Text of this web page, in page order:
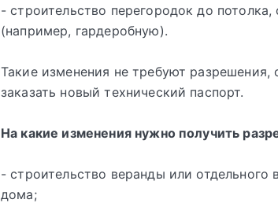
- строительство перегородок до
(например, гардеробную).
Такие изменения не требуют
заказать новый технический паспорт.
На какие изменения нужно получить
- строительство веранды или
дома;